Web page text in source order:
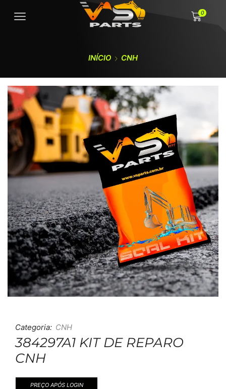
0
INÍCIO CNH
Categoria: CNH
384297A1 KIT DE REPARO
CNH
PREÇO APÓS LOGIN